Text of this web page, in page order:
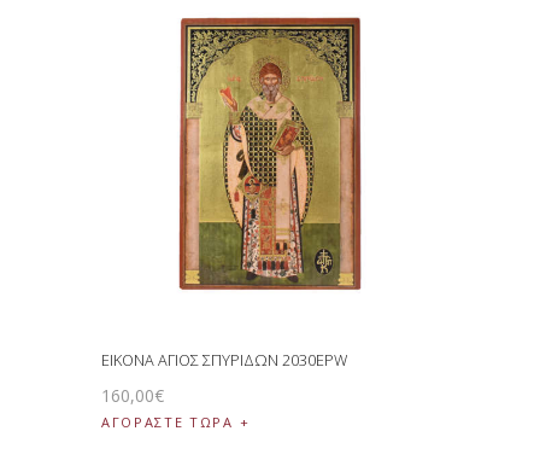
ΕΙΚΟΝΑ ΑΓΙΟΣ ΣΠΥΡΙΔΩΝ 2030EPW
160,00€
ΑΓΟΡΑΣΤΕ ΤΩΡΑ